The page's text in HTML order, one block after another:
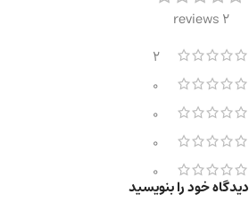
2 reviews
2
0
0
0
0
دیدگاه خود را بنویسید